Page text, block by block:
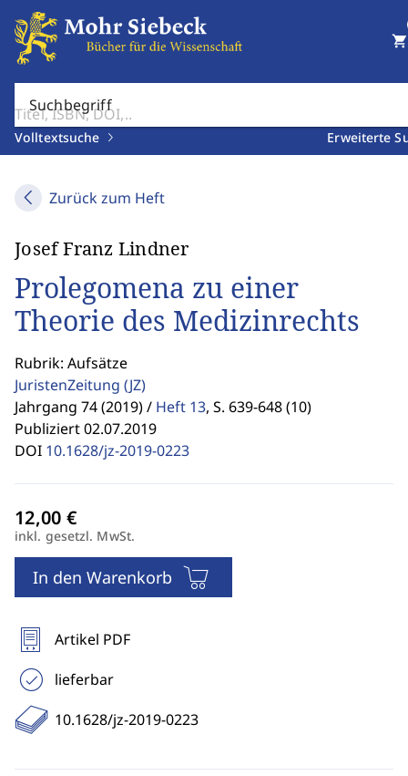
Suchbegriff
Volltextsuche Erweiterte
shopping_cart
Zurück zum Heft
Josef Franz Lindner
Prolegomena zu einer
Theorie des Medizinrechts
Rubrik: Aufsätze
JuristenZeitung (JZ)
Jahrgang 74 (2019) / Heft 13, S. 639-648 (10)
Publiziert 02.07.2019
DOI 10.1628/jz-2019-0223
inkl. gesetzl. MwSt.
In den Warenkorb
Artikel PDF
lieferbar
10.1628/jz-2019-0223